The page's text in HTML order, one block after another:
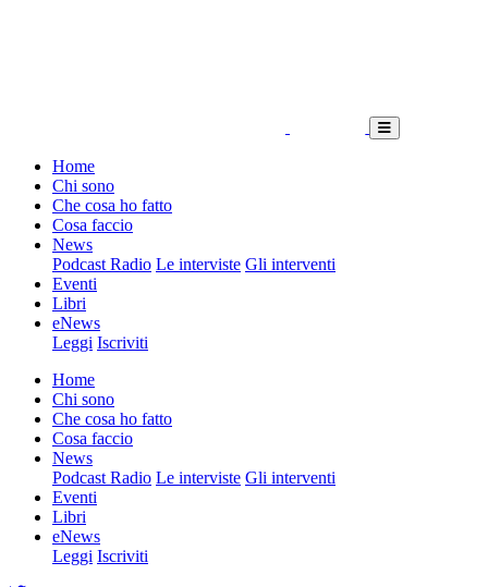
Home
Chi sono
Che cosa ho fatto
Cosa faccio
News
Podcast Radio Le interviste Gli interventi
Eventi
Libri
eNews
Leggi Iscriviti
Home
Chi sono
Che cosa ho fatto
Cosa faccio
News
Podcast Radio Le interviste Gli interventi
Eventi
Libri
eNews
Leggi Iscriviti